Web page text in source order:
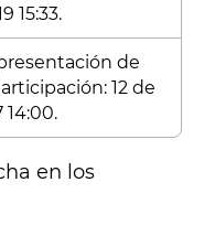
15:33.
de
12 de
14:00.
en los